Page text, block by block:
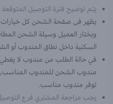
يتم توضيح فترة التوصيل
يظهر فى صفحة الشحن كل خيارات
ويختار العميل وسيلة الشحن
السكنية داخل نطاق المندوب أو
في حالة الطلب من مندوب لا يغطي
مندوب الشحن للمندوب المناسب,
توفر مندوب مناسب.
يجب مراجعة المشتري فرع التوصيل